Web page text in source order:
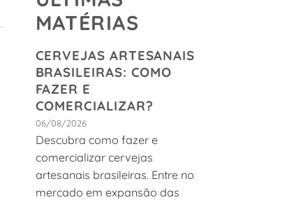
MATÉRIAS
CERVEJAS ARTESANAIS
BRASILEIRAS: COMO
FAZER E
COMERCIALIZAR?
06/08/2026
Descubra como fazer e
comercializar cervejas
artesanais brasileiras. Entre no
mercado em expansão das